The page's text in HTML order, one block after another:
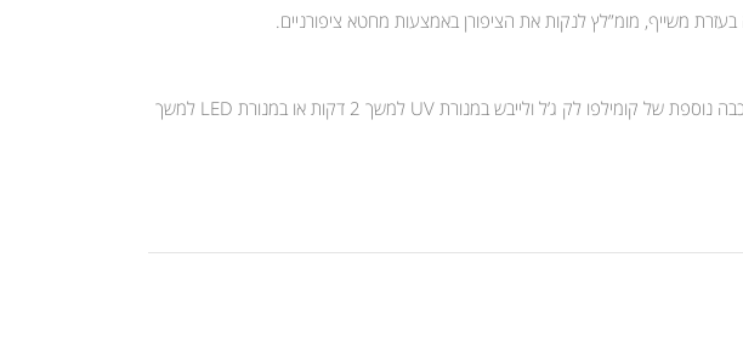
משייף, מומ”לץ לנקות את הציפורן באמצעות מחטא ציפורניים.
יש למרוח שכבה דקה של קומילפו לק ג’ל ולייבש במנורת UV למשך 2 דקות או במנורת LED למשך 30 שניות. לאחר מכן יש למרוח שכבה נוספת של קומילפו לק ג’ל ולייבש במנורת UV למשך 2 דקות או במנורת LED למשך